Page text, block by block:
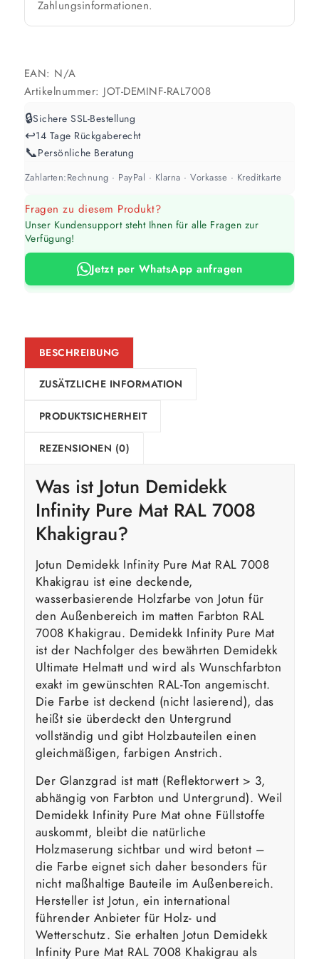
Werte sind Richtwerte und können je nach Untergrund und Werkzeug
abweichen. Für 10 % Reserve wird automatisch aufgerundet.
Zahlungsinformationen.
EAN: N/A
Artikelnummer: JOT-DEMINF-RAL7008
🔒Sichere SSL-Bestellung
↩️14 Tage Rückgaberecht
📞Persönliche Beratung
Zahlarten:Rechnung · PayPal · Klarna · Vorkasse · Kreditkarte
Fragen zu diesem Produkt?
Unser Kundensupport steht Ihnen für alle Fragen zur
Verfügung!
Jetzt per WhatsApp anfragen
BESCHREIBUNG
ZUSÄTZLICHE INFORMATION
PRODUKTSICHERHEIT
REZENSIONEN (0)
Was ist Jotun Demidekk
Infinity Pure Mat RAL 7008
Khakigrau?
Jotun Demidekk Infinity Pure Mat RAL 7008
Khakigrau ist eine deckende,
wasserbasierende Holzfarbe von Jotun für
den Außenbereich im matten Farbton RAL
7008 Khakigrau. Demidekk Infinity Pure Mat
ist der Nachfolger des bewährten Demidekk
Ultimate Helmatt und wird als Wunschfarbton
exakt im gewünschten RAL-Ton angemischt.
Die Farbe ist deckend (nicht lasierend), das
heißt sie überdeckt den Untergrund
vollständig und gibt Holzbauteilen einen
gleichmäßigen, farbigen Anstrich.
Der Glanzgrad ist matt (Reflektorwert > 3,
abhängig von Farbton und Untergrund). Weil
Demidekk Infinity Pure Mat ohne Füllstoffe
auskommt, bleibt die natürliche
Holzmaserung sichtbar und wird betont –
die Farbe eignet sich daher besonders für
nicht maßhaltige Bauteile im Außenbereich.
Hersteller ist Jotun, ein international
führender Anbieter für Holz- und
Wetterschutz. Sie erhalten Jotun Demidekk
Infinity Pure Mat RAL 7008 Khakigrau als